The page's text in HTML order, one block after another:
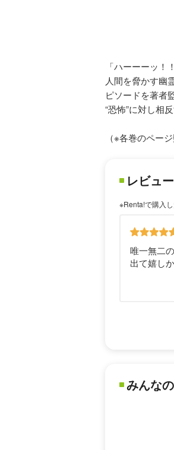
「ハーーーッ！
人間を脅かす幽
ピソードを著者
“恐怖”に対し相
（※各巻のペー
レビュ
※Renta!で購入
唯一無二
出て嬉し
みんな